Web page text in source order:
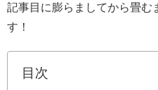
記事目に膨らましてから畳む
す！
目次